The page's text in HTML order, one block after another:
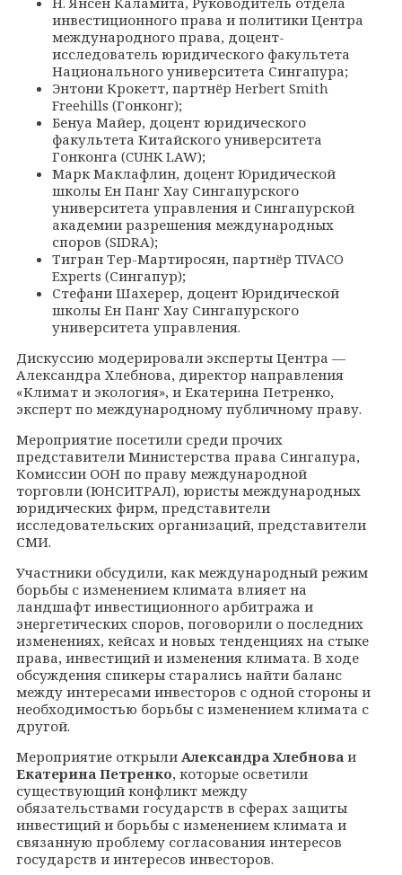
инвестиционного права и политики Центра
международного права, доцент-
исследователь юридического факультета
Национального университета Сингапура;
Энтони Крокетт, партнёр Herbert Smith
Freehills (Гонконг);
Бенуа Майер, доцент юридического
факультета Китайского университета
Гонконга (CUHK LAW);
Марк Маклафлин, доцент Юридической
школы Ен Панг Хау Сингапурского
университета управления и Сингапурской
академии разрешения международных
споров (SIDRA);
Тигран Тер-Мартиросян, партнёр TIVACO
Experts (Сингапур);
Стефани Шахерер, доцент Юридической
школы Ен Панг Хау Сингапурского
университета управления.
Дискуссию модерировали эксперты Центра —
Александра Хлебнова, директор направления
«Климат и экология», и Екатерина Петренко,
эксперт по международному публичному праву.
Мероприятие посетили среди прочих
представители Министерства права Сингапура,
Комиссии ООН по праву международной
торговли (ЮНСИТРАЛ), юристы международных
юридических фирм, представители
исследовательских организаций, представители
СМИ.
Участники обсудили, как международный режим
борьбы с изменением климата влияет на
ландшафт инвестиционного арбитража и
энергетических споров, поговорили о последних
изменениях, кейсах и новых тенденциях на стыке
права, инвестиций и изменения климата. В ходе
обсуждения спикеры старались найти баланс
между интересами инвесторов с одной стороны и
необходимостью борьбы с изменением климата с
другой.
Мероприятие открыли Александра Хлебнова и
Екатерина Петренко, которые осветили
существующий конфликт между
обязательствами государств в сферах защиты
инвестиций и борьбы с изменением климата и
связанную проблему согласования интересов
государств и интересов инвесторов.